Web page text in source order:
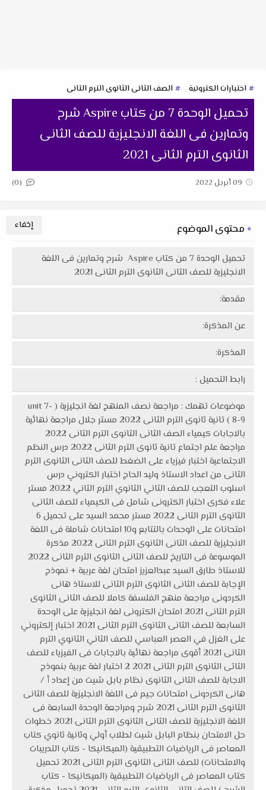
اختبارات الكترونية الصف الثانى الثانوى الترم الثانى
تحميل الوحدة 7 من كتاب Aspire شرح
وتمارين فى اللغة الانجليزية للصف الثانى
الثانوى الترم الثانى 2021
09 أبريل 2022 (0)
محتوى الموضوع
تحميل الوحدة 7 من كتاب Aspire شرح وتمارين فى اللغة
الانجليزية للصف الثانى الثانوى الترم الثانى 2021
مقدمة:
عن المذكرة:
المذكرة:
رابط التحميل :
موضوعات تهمك : مراجعة نصف المنهج لغة انجليزية ( unit 7-
8-9 ) تانية ثانوى الترم الثانى 2022 مستر جلال مراجعة نهائية
بالاجابات كيمياء الصف الثانى الثانوى الترم الثانى 2022
مراجعة علم اجتماع تانية ثانوى الترم الثانى 2022 درس النظم
الاجتماعية اختبار فيزياء على الضغط للصف الثانى الثانوى الترم
الثانى من اعداد الاستاذ وليد الحاج اختبار الكتروني درس
اسلوب التعجب للصف الثاني الثانوي الترم الثاني 2022 مستر
علاء فكرى اختبار الكترونى شامل فى الكيمياء للصف الثانى
الثانوى الترم الثانى 2022 مستر محمد السيد على تحميل 6
امتحانات على الوحدات بالتتابع و10 امتحانات شاملة فى اللغة
الانجليزية للصف الثانى الثانوى الترم الثانى 2022 مذكرة
الموسوعة فى التاريخ للصف الثانى الثانوى الترم الثانى 2022
للاستاذ طارق السيد عبدالعزيز امتحان لغة عربية + نموذج
الإجابة للصف الثانى الثانوى الترم الثانى للاستاذ هانى
الكردونى مراجعة منهج الفلسفة كاملا للصف الثانى الثانوى
الترم الثانى 2021 امتحان الكترونى لغة انجليزية على الوحدة
السابعة للصف الثانى الثانوى الترم الثانى 2021 اختبار إلكتروني
على الغزل في العصر العباسي للصف الثاني الثانوي الترم
الثانى 2021 أقوى مراجعة نهائية بالاجابات فى الفيزياء للصف
الثاتى الثانوى الترم الثانى 2021 2 اختبار لغة عربية بنموذج
الاجابة للصف الثانى الثانوى نظام بابل شيت من إعداد أ /
هانى الكردونى امتحانات جيم فى اللغة الانجليزية للصف الثانى
الثانوى الترم الثانى 2021 شرح ومراجعة الوحدة السابعة فى
اللغة الانجليزية للصف الثانى الثانوى الترم الثانى 2021 خطوات
حل الامتحان بنظام البابل شيت لطلاب أولي وثانية ثانوي كتاب
المعاصر فى الرياضيات التطبيقية (الميكانيكا - كتاب التدريبات
والامتحانات) للصف الثانى الثانوى الترم الثانى 2021 تحميل
كتاب المعاصر فى الرياضيات التطبيقية (الميكانيكا - كتاب